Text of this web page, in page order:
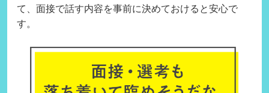
て、面接で話す内容を事前に決めておけると安心で
す。